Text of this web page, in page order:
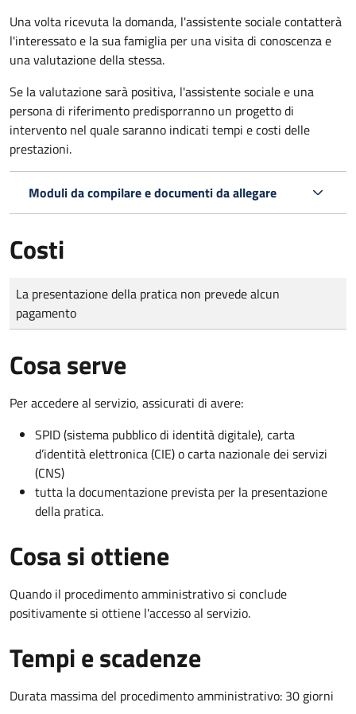
Una volta ricevuta la domanda, l'assistente sociale contatterà
l'interessato e la sua famiglia per una visita di conoscenza e
una valutazione della stessa.
Se la valutazione sarà positiva, l'assistente sociale e una
persona di riferimento predisporranno un progetto di
intervento nel quale saranno indicati tempi e costi delle
prestazioni.
Moduli da compilare e documenti da allegare
Costi
Tipo di pagamento
Importo
La presentazione della pratica non prevede alcun
pagamento
Cosa serve
Per accedere al servizio, assicurati di avere:
SPID (sistema pubblico di identità digitale), carta
d’identità elettronica (CIE) o carta nazionale dei servizi
(CNS)
tutta la documentazione prevista per la presentazione
della pratica.
Cosa si ottiene
Quando il procedimento amministrativo si conclude
positivamente si ottiene l'accesso al servizio.
Tempi e scadenze
Durata massima del procedimento amministrativo: 30 giorni